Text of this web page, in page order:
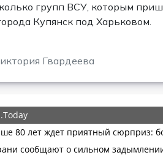
групп ВСУ, которым
Купянск под Харьковом.
Гвардеева